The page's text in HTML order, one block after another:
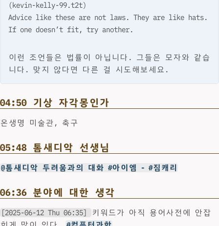
(kevin-kelly-99.t2t)
Advice like these are not laws. They are like hats.
If one doesn’t fit, try another.
이런 조언들은 법률이 아닙니다. 그들은 모자와 같습
니다. 맞지 않다면 다른 걸 시도해보세요.
04:50 기상 자각몽인가
온생명 미술관, 축구
05:48 톰새디악 선생님
@톰새디악 두려움과의 대화 #아이엠 - #짐캐리
06:36 분야에 대한 생각
[2025-06-12 Thu 06:35]
키워드가 아직 용어사전에 안잡